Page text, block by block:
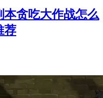
本贪吃大作战怎么
荐